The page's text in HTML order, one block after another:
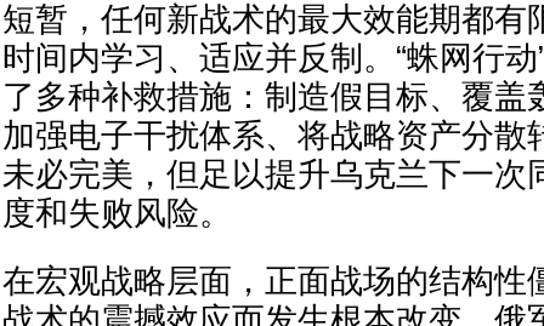
短暂，任何新战术的最大效能期都有
时间内学习、适应并反制。“蛛网行
了多种补救措施：制造假目标、覆盖
加强电子干扰体系、将战略资产分散
未必完美，但足以提升乌克兰下一次
度和失败风险。
在宏观战略层面，正面战场的结构性